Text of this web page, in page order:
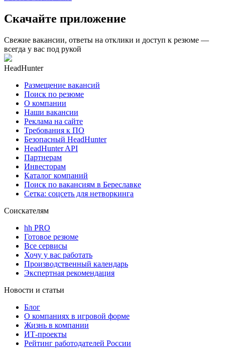
Скачайте приложение
Свежие вакансии, ответы на отклики и доступ к резюме —
всегда у вас под рукой
HeadHunter
Размещение вакансий
Поиск по резюме
О компании
Наши вакансии
Реклама на сайте
Требования к ПО
Безопасный HeadHunter
HeadHunter API
Партнерам
Инвесторам
Каталог компаний
Поиск по вакансиям в Береславке
Сетка: соцсеть для нетворкинга
Соискателям
hh PRO
Готовое резюме
Все сервисы
Хочу у вас работать
Производственный календарь
Экспертная рекомендация
Новости и статьи
Блог
О компаниях в игровой форме
Жизнь в компании
ИТ-проекты
Рейтинг работодателей России